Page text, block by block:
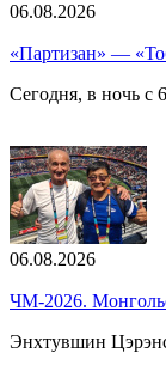
06.08.2026
«Партизан» —
Сегодня, в ночь с
06.08.2026
ЧМ-2026.
Энхтувшин